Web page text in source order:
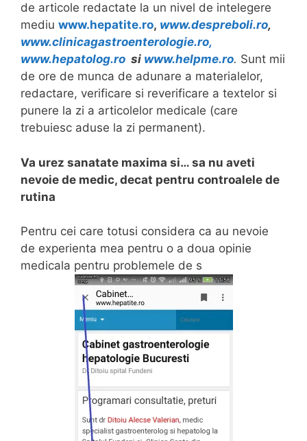
de articole redactate la un nivel de intelegere
mediu www.hepatite.ro, www.despreboli.ro,
www.clinicagastroenterologie.ro,
www.hepatolog.ro si www.helpme.ro. Sunt mii
de ore de munca de adunare a materialelor,
redactare, verificare si reverificare a textelor si
punere la zi a articolelor medicale (care
trebuiesc aduse la zi permanent).
Va urez sanatate maxima si… sa nu aveti
nevoie de medic, decat pentru controalele de
rutina
Pentru cei care totusi considera ca au nevoie
de experienta mea pentru o a doua opinie
medicala pentru problemele de s